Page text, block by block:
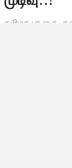
தமிழக பா.ஜ.க.